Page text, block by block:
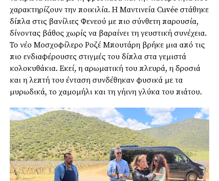
χαρακτηρίζουν την ποικιλία. Η Μαντινεία Cuvée στάθηκε
δίπλα στις βανίλιες Φενεού με πιο σύνθετη παρουσία,
δίνοντας βάθος χωρίς να βαραίνει τη γευστική συνέχεια.
Το νέο Μοσχοφίλερο Ροζέ Μπουτάρη βρήκε μια από τις
πιο ενδιαφέρουσες στιγμές του δίπλα στα γεμιστά
κολοκυθάκια. Εκεί, η αρωματική του πλευρά, η δροσιά
και η λεπτή του ένταση συνδέθηκαν φυσικά με τα
μυρωδικά, το χαμομήλι και τη γήινη γλύκα του πιάτου.